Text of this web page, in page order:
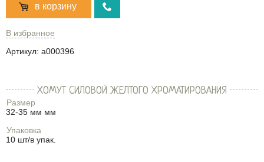
в корзину
В избранное
Артикул: a000396
ХОМУТ СИЛОВОЙ ЖЕЛТОГО ХРОМАТИРОВАНИЯ
Размер
32-35 мм мм
Упаковка
10 шт/в упак.